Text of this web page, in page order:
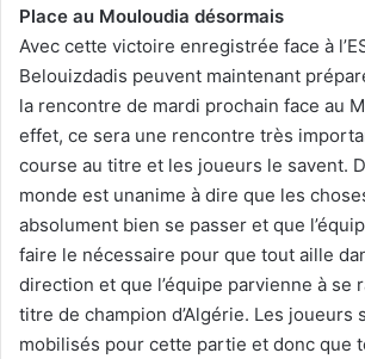
Place au Mouloudia désormais
Avec cette victoire enregistrée face à
Belouizdadis peuvent maintenant
la rencontre de mardi prochain face au
effet, ce sera une rencontre très
course au titre et les joueurs le savent.
monde est unanime à dire que les
absolument bien se passer et que
faire le nécessaire pour que tout aille
direction et que l’équipe parvienne à se
titre de champion d’Algérie. Les joueurs
mobilisés pour cette partie et donc que